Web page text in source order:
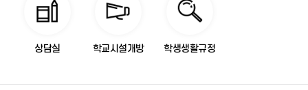
상담실 학교시설개방 학생생활규정